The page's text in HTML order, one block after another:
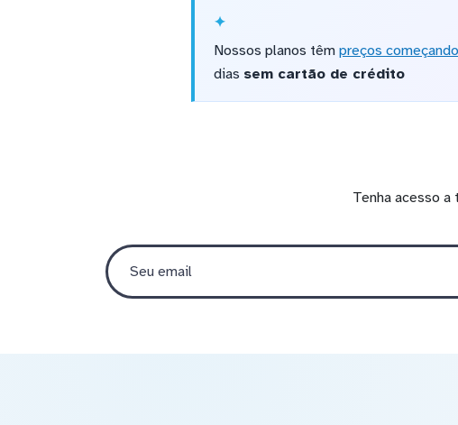
Nossos planos têm preços
dias sem cartão de crédito
Tenha acesso